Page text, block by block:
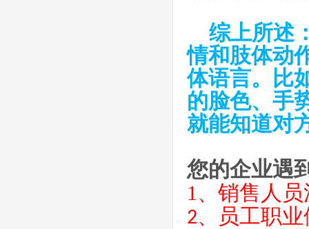
综上所述
情和肢体动
体语言。比
的脸色、手
就能知道对
您的企业遇
1、 销售人
2、 员工职